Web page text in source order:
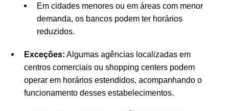
Em cidades menores ou em áreas com menor
demanda, os bancos podem ter horários
reduzidos.
Exceções: Algumas agências localizadas em
centros comerciais ou shopping centers podem
operar em horários estendidos, acompanhando o
funcionamento desses estabelecimentos.